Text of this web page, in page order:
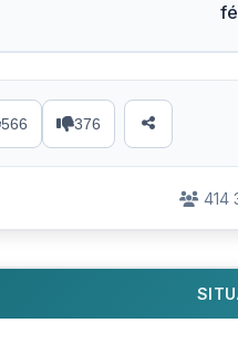
566 376
414